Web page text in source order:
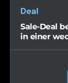
Deal
Sale-Deal
in einer